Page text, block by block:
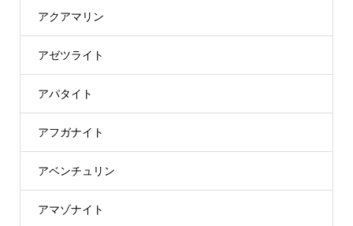
アクアマリン
アゼツライト
アパタイト
アフガナイト
アベンチュリン
アマゾナイト